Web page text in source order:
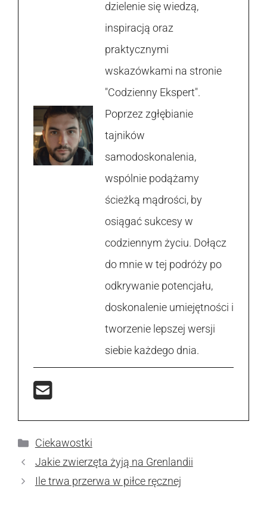
dzielenie się wiedzą,
inspiracją oraz
praktycznymi
wskazówkami na stronie
"Codzienny Ekspert".
Poprzez zgłębianie
tajników
samodoskonalenia,
wspólnie podążamy
ścieżką mądrości, by
osiągać sukcesy w
codziennym życiu. Dołącz
do mnie w tej podróży po
odkrywanie potencjału,
doskonalenie umiejętności i
tworzenie lepszej wersji
siebie każdego dnia.
Kategorie
Ciekawostki
Jakie zwierzęta żyją na Grenlandii
Ile trwa przerwa w piłce ręcznej